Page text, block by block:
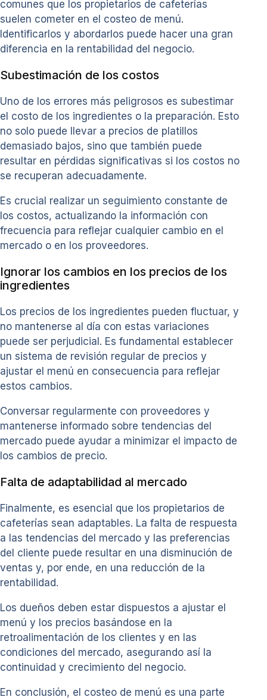
comunes que los propietarios de cafeterías
suelen cometer en el costeo de menú.
Identificarlos y abordarlos puede hacer una gran
diferencia en la rentabilidad del negocio.
Subestimación de los costos
Uno de los errores más peligrosos es subestimar
el costo de los ingredientes o la preparación. Esto
no solo puede llevar a precios de platillos
demasiado bajos, sino que también puede
resultar en pérdidas significativas si los costos no
se recuperan adecuadamente.
Es crucial realizar un seguimiento constante de
los costos, actualizando la información con
frecuencia para reflejar cualquier cambio en el
mercado o en los proveedores.
Ignorar los cambios en los precios de los
ingredientes
Los precios de los ingredientes pueden fluctuar, y
no mantenerse al día con estas variaciones
puede ser perjudicial. Es fundamental establecer
un sistema de revisión regular de precios y
ajustar el menú en consecuencia para reflejar
estos cambios.
Conversar regularmente con proveedores y
mantenerse informado sobre tendencias del
mercado puede ayudar a minimizar el impacto de
los cambios de precio.
Falta de adaptabilidad al mercado
Finalmente, es esencial que los propietarios de
cafeterías sean adaptables. La falta de respuesta
a las tendencias del mercado y las preferencias
del cliente puede resultar en una disminución de
ventas y, por ende, en una reducción de la
rentabilidad.
Los dueños deben estar dispuestos a ajustar el
menú y los precios basándose en la
retroalimentación de los clientes y en las
condiciones del mercado, asegurando así la
continuidad y crecimiento del negocio.
En conclusión, el costeo de menú es una parte